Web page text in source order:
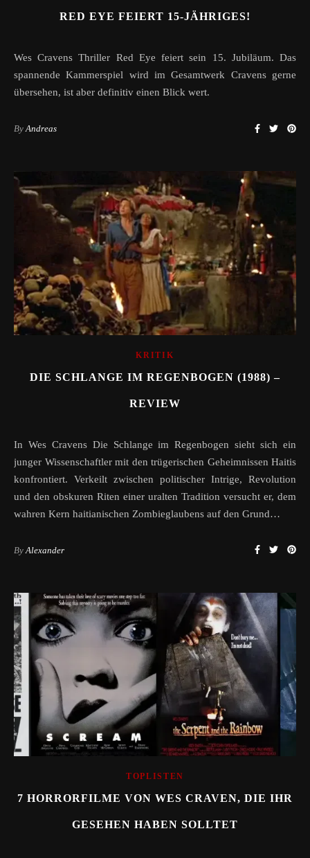
RED EYE FEIERT 15-JÄHRIGES!
Wes Cravens Thriller Red Eye feiert sein 15. Jubiläum. Das
spannende Kammerspiel wird im Gesamtwerk Cravens gerne
übersehen, ist aber definitiv einen Blick wert.
ByAndreas
KRITIK
DIE SCHLANGE IM REGENBOGEN (1988) –
REVIEW
In Wes Cravens Die Schlange im Regenbogen sieht sich ein
junger Wissenschaftler mit den trügerischen Geheimnissen Haitis
konfrontiert. Verkeilt zwischen politischer Intrige, Revolution
und den obskuren Riten einer uralten Tradition versucht er, dem
wahren Kern haitianischen Zombieglaubens auf den Grund…
By Alexander
TOPLISTEN
7 HORRORFILME VON WES CRAVEN, DIE IHR
GESEHEN HABEN SOLLTET